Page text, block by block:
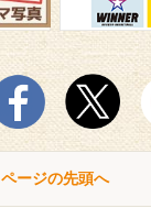
ページの先頭へ